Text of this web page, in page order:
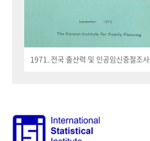
1971. 전국 출산력 및 인공임신중절조사